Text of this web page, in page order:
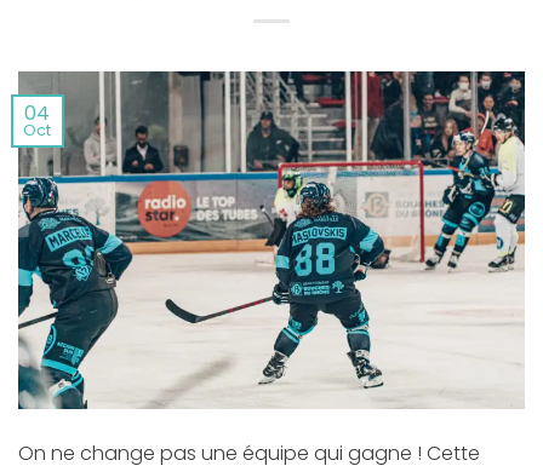
04
Oct
On ne change pas une équipe qui gagne ! Cette